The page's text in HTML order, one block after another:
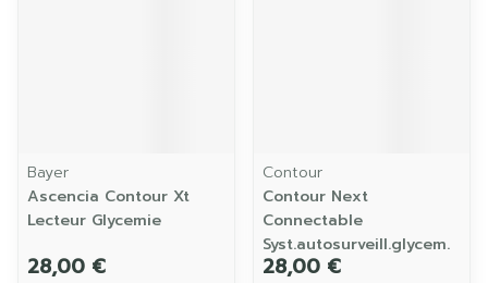
Bayer
Ascencia Contour Xt
Lecteur Glycemie
28,00 €
Contour
Contour Next
Connectable
Syst.autosurveill.glycem.
28,00 €